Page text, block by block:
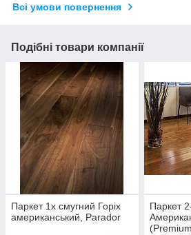
Всі умови повернення
Подібні товари компанії
Паркет 1х смугний Горіх
американський, Parador
Паркет